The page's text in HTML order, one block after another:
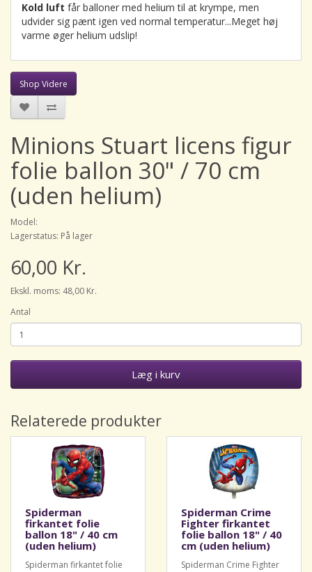
Kold luft får balloner med helium til at krympe, men
udvider sig pænt igen ved normal temperatur...Meget høj
varme øger helium udslip!
Shop Videre
Minions Stuart licens figur
folie ballon 30" / 70 cm
(uden helium)
Model:
Lagerstatus: På lager
60,00 Kr.
Ekskl. moms: 48,00 Kr.
Antal
Læg i kurv
Relaterede produkter
Spiderman
firkantet folie
ballon 18" / 40 cm
(uden helium)
Spiderman firkantet folie
Spiderman Crime
Fighter firkantet
folie ballon 18" / 40
cm (uden helium)
Spiderman Crime Fighter